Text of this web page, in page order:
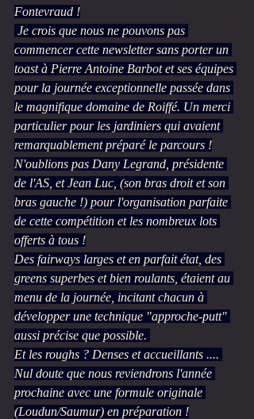
Fontevraud !
Je crois que nous ne pouvons pas
commencer cette newsletter sans porter un
toast à Pierre Antoine Barbot et ses équipes
pour la journée exceptionnelle passée dans
le magnifique domaine de Roiffé. Un merci
particulier pour les jardiniers qui avaient
remarquablement préparé le parcours !
N'oublions pas Dany Legrand, présidente
de l'AS, et Jean Luc, (son bras droit et son
bras gauche !) pour l'organisation parfaite
de cette compétition et les nombreux lots
offerts à tous !
Des fairways larges et en parfait état, des
greens superbes et bien roulants, étaient au
menu de la journée, incitant chacun à
développer une technique "approche-putt"
aussi précise que possible.
Et les roughs ? Denses et accueillants ....
Nul doute que nous reviendrons l'année
prochaine avec une formule originale
(Loudun/Saumur) en préparation !